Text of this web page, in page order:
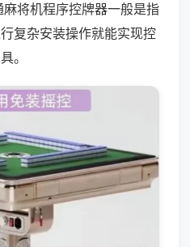
将机程序控牌器一般是指
复杂安装操作就能实现控
。